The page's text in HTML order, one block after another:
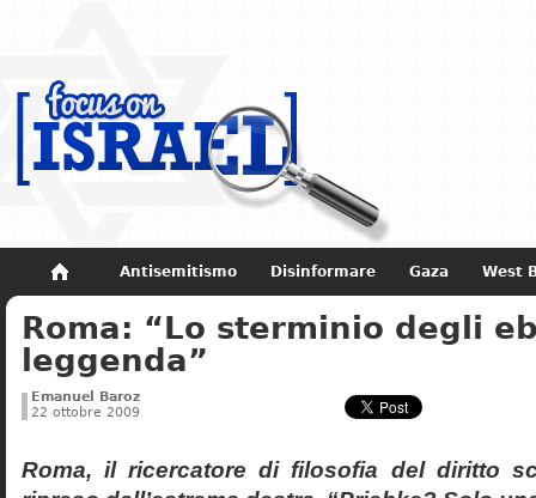
Antisemitismo Disinformare Gaza West
Non dimenticare Storia di Israele
Roma: “Lo sterminio degli
leggenda”
Emanuel Baroz
22 ottobre 2009
Roma, il ricercatore di filosofia del diritto